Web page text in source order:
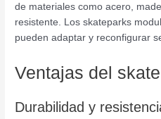
de materiales como acero,
resistente. Los skateparks
pueden adaptar y reconfigurar
Ventajas del
Durabilidad y